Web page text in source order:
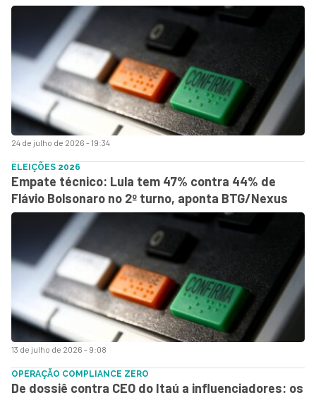
24 de julho de 2026 - 19:34
13 de julho de 2026 - 9:08
ELEIÇÕES 2026
Empate técnico: Lula tem 47% contra 44% de
Flávio Bolsonaro no 2º turno, aponta BTG/Nexus
OPERAÇÃO COMPLIANCE ZERO
De dossiê contra CEO do Itaú a influenciadores: os